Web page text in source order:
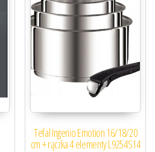
Tefal Ingenio Emotion 16/18/20
cm + rączka 4 elementy L9254S14